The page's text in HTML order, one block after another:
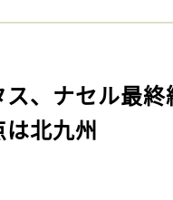
ス、ナセル最
北九州